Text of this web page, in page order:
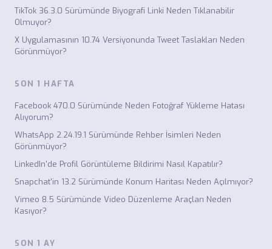
TikTok 36.3.0 Sürümünde Biyografi Linki Neden Tıklanabilir
Olmuyor?
X Uygulamasının 10.74 Versiyonunda Tweet Taslakları Neden
Görünmüyor?
SON 1 HAFTA
Facebook 470.0 Sürümünde Neden Fotoğraf Yükleme Hatası
Alıyorum?
WhatsApp 2.24.19.1 Sürümünde Rehber İsimleri Neden
Görünmüyor?
LinkedIn'de Profil Görüntüleme Bildirimi Nasıl Kapatılır?
Snapchat'in 13.2 Sürümünde Konum Haritası Neden Açılmıyor?
Vimeo 8.5 Sürümünde Video Düzenleme Araçları Neden
Kasıyor?
SON 1 AY